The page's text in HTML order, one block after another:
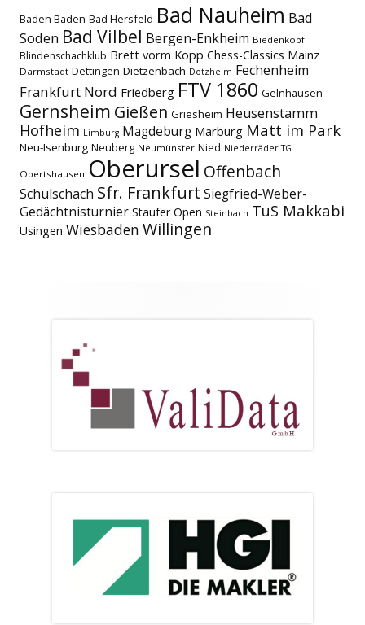
Baden Baden Bad Hersfeld Bad Nauheim Bad
Soden Bad Vilbel Bergen-Enkheim Biedenkopf
Blindenschachklub Brett vorm Kopp Chess-Classics Mainz
Darmstadt Dettingen Dietzenbach Dotzheim Fechenheim
Frankfurt Nord Friedberg FTV 1860 Gelnhausen
Gernsheim Gießen Griesheim Heusenstamm
Hofheim Limburg Magdeburg Marburg Matt im Park
Neu-Isenburg Neuberg Neumünster Nied Niederräder TG
Obertshausen Oberursel Offenbach
Schulschach Sfr. Frankfurt Siegfried-Weber-
Gedächtnisturnier Staufer Open Steinbach TuS Makkabi
Usingen Wiesbaden Willingen